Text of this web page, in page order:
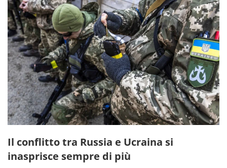
Il conflitto tra Russia e Ucraina si
inasprisce sempre di più